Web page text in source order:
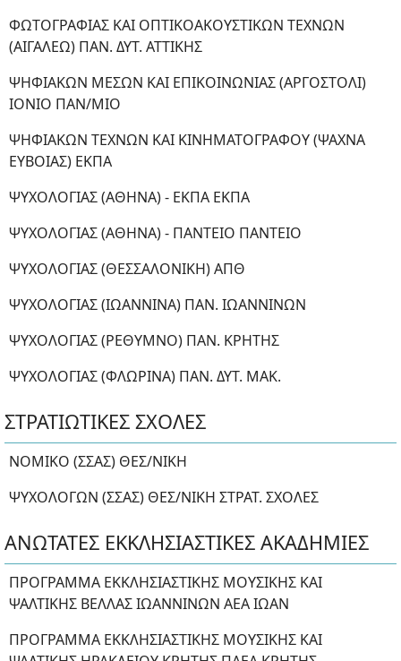
ΦΩΤΟΓΡΑΦΙΑΣ ΚΑΙ ΟΠΤΙΚΟΑΚΟΥΣΤΙΚΩΝ ΤΕΧΝΩΝ
(ΑΙΓΑΛΕΩ) ΠΑΝ. ΔΥΤ. ΑΤΤΙΚΗΣ
ΨΗΦΙΑΚΩΝ ΜΕΣΩΝ ΚΑΙ ΕΠΙΚΟΙΝΩΝΙΑΣ (ΑΡΓΟΣΤΟΛΙ)
ΙΟΝΙΟ ΠΑΝ/ΜΙΟ
ΨΗΦΙΑΚΩΝ ΤΕΧΝΩΝ ΚΑΙ ΚΙΝΗΜΑΤΟΓΡΑΦΟΥ (ΨΑΧΝΑ
ΕΥΒΟΙΑΣ) ΕΚΠΑ
ΨΥΧΟΛΟΓΙΑΣ (ΑΘΗΝΑ) - ΕΚΠΑ ΕΚΠΑ
ΨΥΧΟΛΟΓΙΑΣ (ΑΘΗΝΑ) - ΠΑΝΤΕΙΟ ΠΑΝΤΕΙΟ
ΨΥΧΟΛΟΓΙΑΣ (ΘΕΣΣΑΛΟΝΙΚΗ) ΑΠΘ
ΨΥΧΟΛΟΓΙΑΣ (ΙΩΑΝΝΙΝΑ) ΠΑΝ. ΙΩΑΝΝΙΝΩΝ
ΨΥΧΟΛΟΓΙΑΣ (ΡΕΘΥΜΝΟ) ΠΑΝ. ΚΡΗΤΗΣ
ΨΥΧΟΛΟΓΙΑΣ (ΦΛΩΡΙΝΑ) ΠΑΝ. ΔΥΤ. ΜΑΚ.
ΣΤΡΑΤΙΩΤΙΚΕΣ ΣΧΟΛΕΣ
ΝΟΜΙΚΟ (ΣΣΑΣ) ΘΕΣ/ΝΙΚΗ
ΨΥΧΟΛΟΓΩΝ (ΣΣΑΣ) ΘΕΣ/ΝΙΚΗ ΣΤΡΑΤ. ΣΧΟΛΕΣ
ΑΝΩΤΑΤΕΣ ΕΚΚΛΗΣΙΑΣΤΙΚΕΣ ΑΚΑΔΗΜΙΕΣ
ΠΡΟΓΡΑΜΜΑ ΕΚΚΛΗΣΙΑΣΤΙΚΗΣ ΜΟΥΣΙΚΗΣ ΚΑΙ
ΨΑΛΤΙΚΗΣ ΒΕΛΛΑΣ ΙΩΑΝΝΙΝΩΝ ΑΕΑ ΙΩΑΝ
ΠΡΟΓΡΑΜΜΑ ΕΚΚΛΗΣΙΑΣΤΙΚΗΣ ΜΟΥΣΙΚΗΣ ΚΑΙ